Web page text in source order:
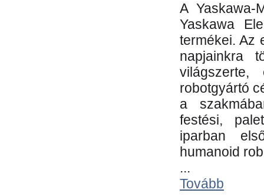
A Yaskawa-
Yaskawa
termékei. Az
napjainkra
robotgyártó
a
festési,
iparban
humanoid
...
Tovább